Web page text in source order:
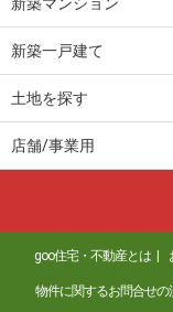
新築一戸建て
土地を探す
店舗/事業用
goo住宅・不動産とは
物件に関するお問合せの